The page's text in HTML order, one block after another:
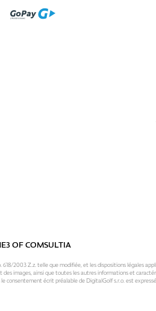
OFCOMSULTIA
2003 Z.z. telle que modifiée, et les dispositions légales
images, ainsi que toutes les autres informations et
consentement écrit préalable de DigitalGolf s.r.o. est